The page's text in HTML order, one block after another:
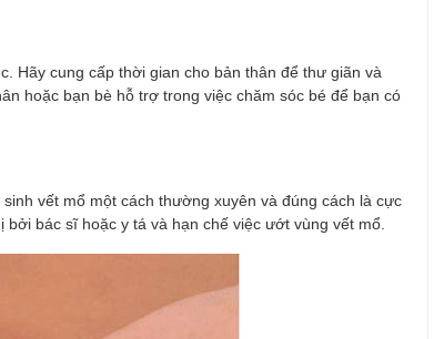
Hãy cung cấp thời gian cho bản thân để thư giãn và
hoặc bạn bè hỗ trợ trong việc chăm sóc bé để bạn có
vết mổ một cách thường xuyên và đúng cách là cực
bác sĩ hoặc y tá và hạn chế việc ướt vùng vết mổ.